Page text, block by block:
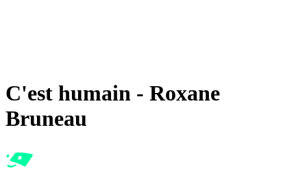
C'est humain - Roxane
Bruneau